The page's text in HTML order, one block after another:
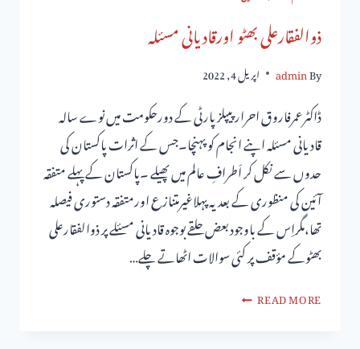
ذوالفقارعلی بھٹو اورقادیانی مسئلہ
By
admin اپریل 4, 2022
ڈاکٹرعمرفاروق احرار پیپلزپارٹی کے دورحکومت میں نوے سالہ
قادیانی مسئلہ اپنے انجام کو پہنچا۔جس کے اثرات پاکستان کی
حدوں سے نکل کر اَطرافِ عالم میں پھیلے ۔پاکستان کے پہلے متفقہ
آئین کی منظوری کے بعدیہ پہلاغیرمتنازع اورمتفقہ دستوری فیصلہ
تھا،مگراِس کے باوجودبعض حلقے بوجوہ قادیانی مسئلے پر ذوالفقارعلی
بھٹوکے مؤقف پر کئی سوالات اٹھاتے چلے…
READ MORE